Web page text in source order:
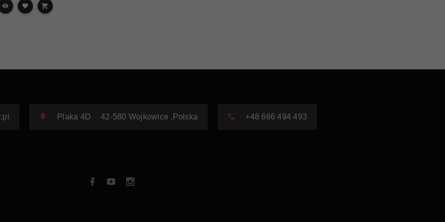
Plaka 4D 42-580 Wojkowice , Polska +48 666 494 493